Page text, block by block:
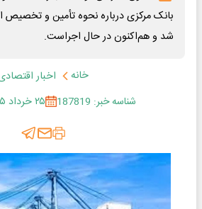
بانک مرکزی درباره نحوه تأمین و تخصیص
شد و هم‌اکنون در حال اجراست.
خانه
اخبار
شناسه خبر: 187819
۲۵ خرداد ۱۴۰۵